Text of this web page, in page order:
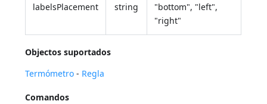
labelsPlacement string
"bottom", "left",
"right"
Objectos suportados
Termómetro - Regla
Comandos